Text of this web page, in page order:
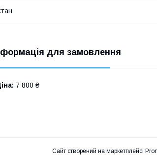
для замовлення
7 800 ₴
Сайт створений на маркетплейсі